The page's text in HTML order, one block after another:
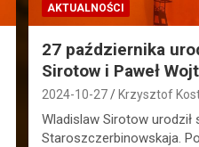
AKTUALNOŚCI
27 października
Sirotow i Paweł
2024-10-27 Krzysztof
Wladislaw Sirotow urodził
Staroszczerbinowskaja.